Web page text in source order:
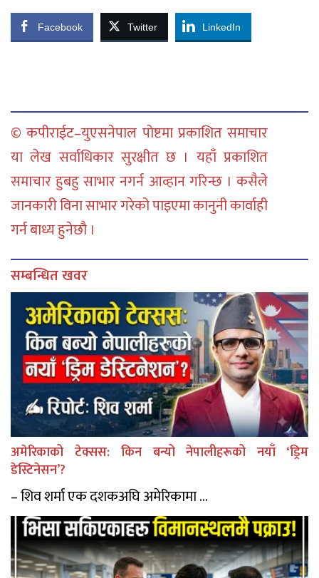
Facebook Twitter LinkedIn
© कपीराईट–युएसनेपाल पोष्टमा प्रकाशित समाचार
या लेख सर्वाधिकार सुरक्षीत छ । यहाँ प्रकाशित
समाचार हुबहु साभार नगर्न आव्हान गरिन्छ । कसैले
जानकारी विना साभार गरेको पाइएमा कानुनी कार्वाही
गर्न बाध्य हुनेछौ ।
सम्बन्धित खवर
अमेरिकाको टेक्सस: किन बन्यो नेपालीहरूको नयाँ ‘ड्रिम
डेस्टिनेसन’?
– शिव शर्मा एक दशकअघि अमेरिकामा ...